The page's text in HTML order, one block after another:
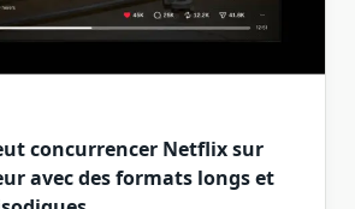
concurrencer Netflix sur
avec des formats longs et